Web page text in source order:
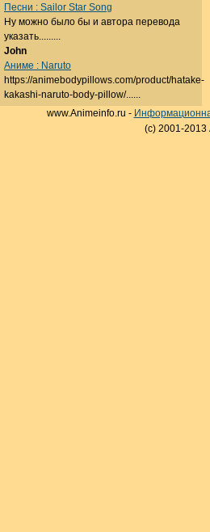
Песни : Sailor Star Song
Ну можно было бы и автора перевода
указать.........
John
Аниме : Naruto
https://animebodypillows.com/product/hatake-
kakashi-naruto-body-pillow/......
www.Animeinfo.ru -
(c) 2001-